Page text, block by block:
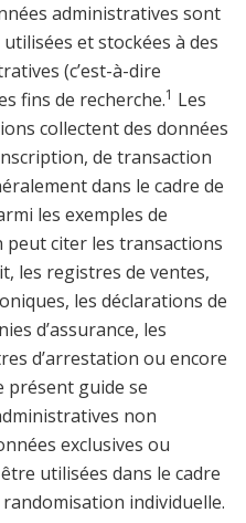
administratives sont
et stockées à des
(c’est-à-dire
fins de recherche.1 Les
collectent des données
de transaction
dans le cadre de
les exemples de
citer les transactions
les registres de ventes,
les déclarations de
d’assurance, les
d’arrestation ou encore
présent guide se
non
exclusives ou
utilisées dans le cadre
individuelle.